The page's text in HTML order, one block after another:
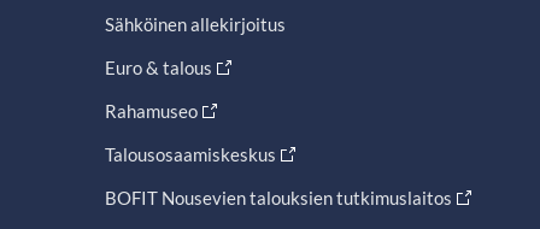
Sähköinen allekirjoitus
Euro & talous
Rahamuseo
Talousosaamiskeskus
BOFIT Nousevien talouksien tutkimuslaitos